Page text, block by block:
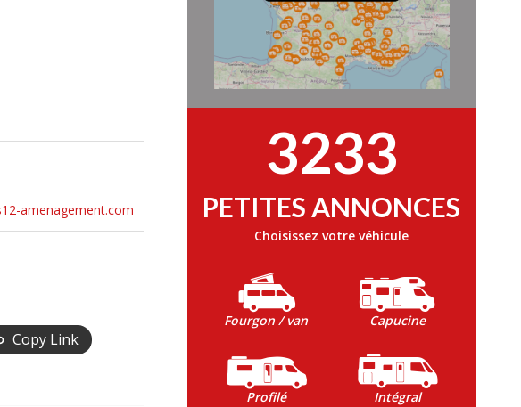
amenagement.com
Copy Link
3233
PETITES ANNONCES
Choisissez votre véhicule
Fourgon / van Capucine
Profilé Intégral